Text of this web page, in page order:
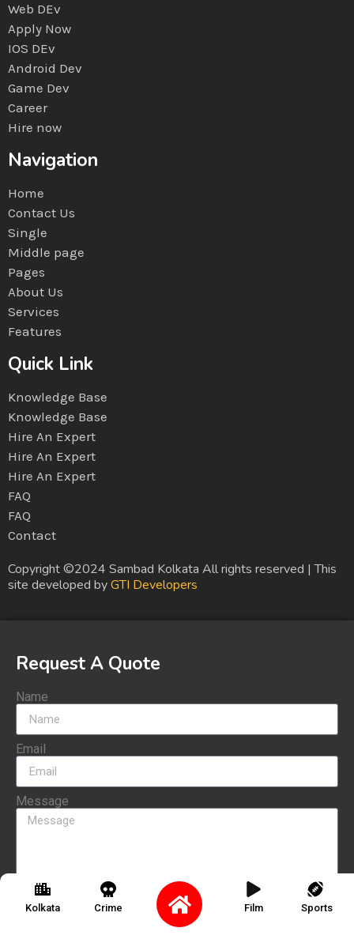
Kolkata Crime Film Sports
Web DEv
Apply Now
IOS DEv
Android Dev
Game Dev
Career
Hire now
Navigation
Home
Contact Us
Single
Middle page
Pages
About Us
Services
Features
Quick Link
Knowledge Base
Knowledge Base
Hire An Expert
Hire An Expert
Hire An Expert
FAQ
FAQ
Contact
Copyright ©2024 Sambad Kolkata All rights reserved | This
site developed byGTI Developers
Request A Quote
Name
Email
Message
Send